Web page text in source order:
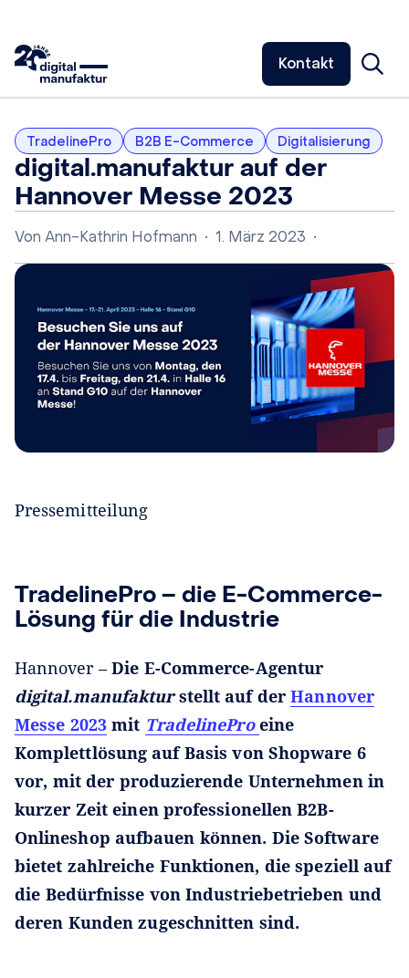
Kontakt
TradelinePro B2B E-Commerce Digitalisierung
digital.manufaktur auf der
Hannover Messe 2023
Von Ann-Kathrin Hofmann • 1. März 2023 •
Pressemitteilung
TradelinePro – die E-Commerce-
Lösung für die Industrie
Hannover –Die E-Commerce-Agentur
digital.manufakturstellt auf derHannover
Messe 2023mit TradelinePro eine
Komplettlösung auf Basis von Shopware 6
vor, mit der produzierende Unternehmen in
kurzer Zeit einen professionellen B2B-
Onlineshop aufbauen können. Die Software
bietet zahlreiche Funktionen, die speziell auf
die Bedürfnisse von Industriebetrieben und
deren Kunden zugeschnitten sind.